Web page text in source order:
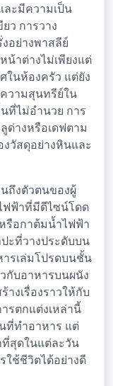
ละมีความเป็น
ว การวาง
อย่างพาสลีย์
าต่างไม่เพียงแต่
ในห้องครัว แต่ยัง
วามสุนทรีย์ใน
ที่ไม่อำนวย การ
ด่างหรือเดฟตาม
วัสดุอย่างหินและ
ถึงตัวตนของผู้
ฟฟ้าที่มีดีไซน์โดด
รือกาต้มน้ำไฟฟ้า
ะที่วางประดับบน
ารเล่มโปรดบนชั้น
กับอาหารบนผนัง
างเรื่องราวให้กับ
รตกแต่งเหล่านี้
ที่ทำอาหาร แต่
สุดในแต่ละวัน
ช้ชีวิตได้อย่างดี